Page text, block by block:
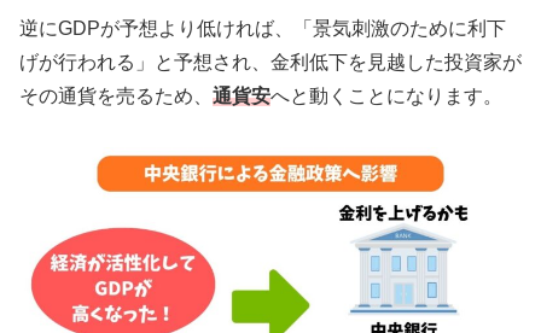
逆にGDPが予想より低ければ、「景気刺激のために利下
げが行われる」と予想され、金利低下を見越した投資家が
その通貨を売るため、 通貨安へと動くことになります。